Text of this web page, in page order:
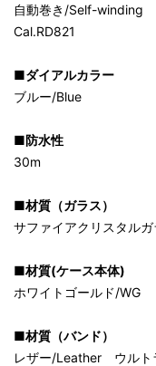
自動巻き/Self-winding
Cal.RD821
■ダイアルカラー
ブルー/Blue
■防水性
30m
■材質（ガラス）
サファイアクリスタル
■材質(ケース本体)
ホワイトゴールド/WG
■材質（バンド）
レザー/Leather ウルト